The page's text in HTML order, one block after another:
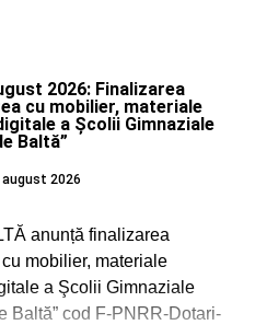
2026: Finalizarea
cu mobilier, materiale
a Şcolii Gimnaziale
Baltă”
august 2026
anunță finalizarea
mobilier, materiale
a Şcolii Gimnaziale
Baltă” cod F-PNRR-Dotari-